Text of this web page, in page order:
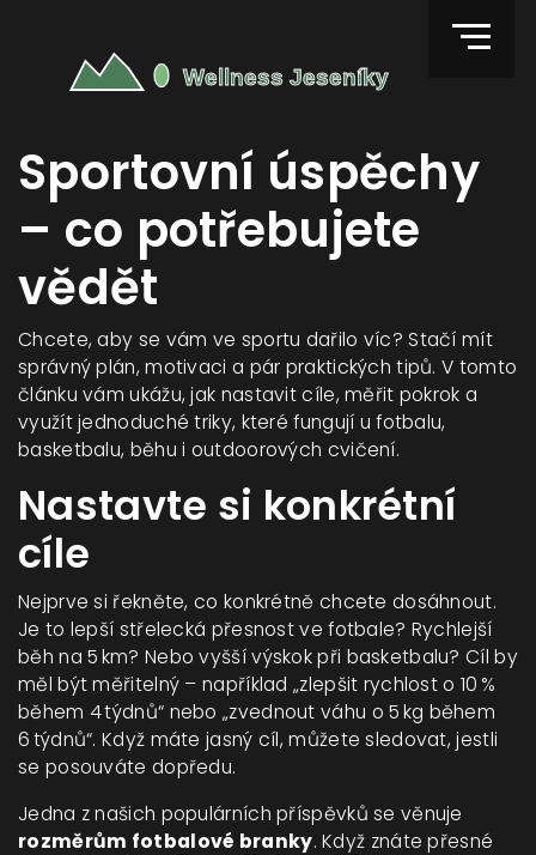
Sportovní úspěchy
– co potřebujete
vědět
Chcete, aby se vám ve sportu dařilo víc? Stačí mít
správný plán, motivaci a pár praktických tipů. V tomto
článku vám ukážu, jak nastavit cíle, měřit pokrok a
využít jednoduché triky, které fungují u fotbalu,
basketbalu, běhu i outdoorových cvičení.
Nastavte si konkrétní
cíle
Nejprve si řekněte, co konkrétně chcete dosáhnout.
Je to lepší střelecká přesnost ve fotbale? Rychlejší
běh na 5 km? Nebo vyšší výskok při basketbalu? Cíl by
měl být měřitelný – například „zlepšit rychlost o 10 %
během 4 týdnů“ nebo „zvednout váhu o 5 kg během
6 týdnů“. Když máte jasný cíl, můžete sledovat, jestli
se posouváte dopředu.
Jedna z našich populárních příspěvků se věnuje
rozměrům fotbalové branky. Když znáte přesné